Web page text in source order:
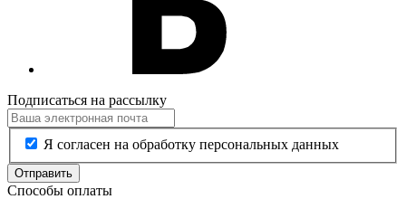
Подписаться на рассылку
Я согласен на обработку персональных данных
Отправить
Способы оплаты